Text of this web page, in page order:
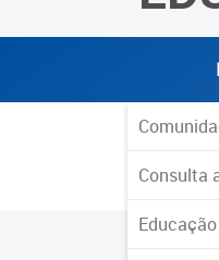
Consulta